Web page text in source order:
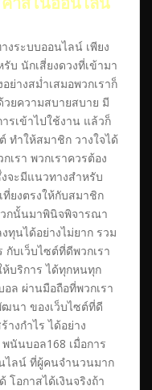
งระบบออนไลน์ เพียง
บ นักเสี่ยงดวงที่เข้ามา
ย่างสม่ำเสมอพวกเราก็
วยความสบายสบาย มี
รเข้าไปใช้งาน แล้วก็
ทำให้สมาชิก วางใจได้
เรา พวกเราควรต้อง
จะมีแนวทางสำหรับ
ยงตรงให้กับสมาชิก
กนั้นมาพินิจพิจารณา
ทุนได้อย่างไม่ยาก รวม
กับเว็บไซต์ที่ดีพวกเรา
ห้บริการ ได้ทุกหนทุก
ล ผ่านมือถือที่พวกเรา
ฒนา ของเว็บไซต์ที่ดี
างกำไร ได้อย่าง
นันบอล168 เมื่อการ
ไลน์ ที่ผู้คนจำนวนมาก
โอกาสได้เงินจริงถ้า